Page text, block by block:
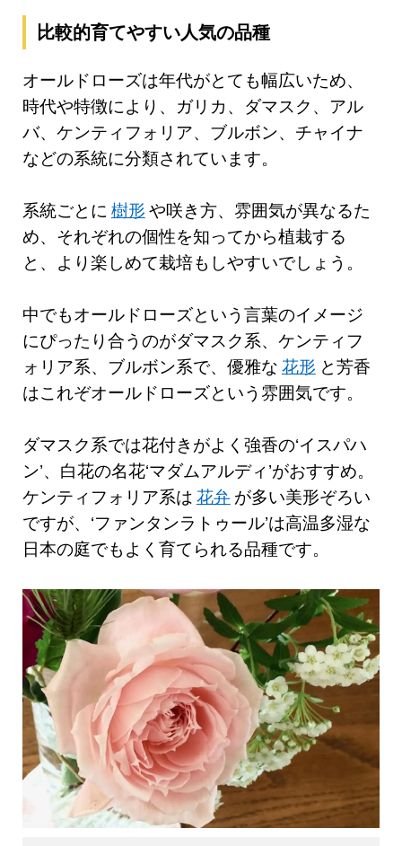
比較的育てやすい人気の品種
オールドローズは年代がとても幅広いため、
時代や特徴により、ガリカ、ダマスク、アル
バ、ケンティフォリア、ブルボン、チャイナ
などの系統に分類されています。
系統ごとに 樹形 や咲き方、雰囲気が異なるた
め、それぞれの個性を知ってから植栽する
と、より楽しめて栽培もしやすいでしょう。
中でもオールドローズという言葉のイメージ
にぴったり合うのがダマスク系、ケンティフ
ォリア系、ブルボン系で、優雅な 花形 と芳香
はこれぞオールドローズという雰囲気です。
ダマスク系では花付きがよく強香の‘イスパハ
ン’、白花の名花‘マダムアルディ’がおすすめ。
ケンティフォリア系は 花弁 が多い美形ぞろい
ですが、‘ファンタンラトゥール’は高温多湿な
日本の庭でもよく育てられる品種です。